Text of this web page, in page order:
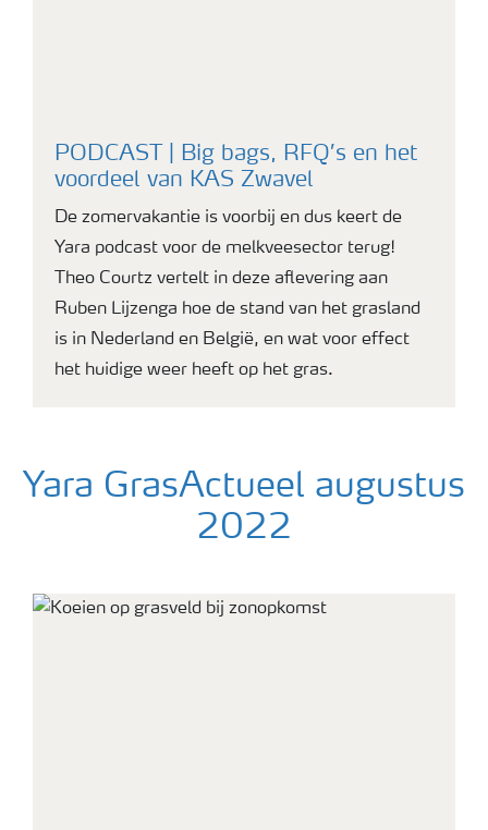
PODCAST | Big bags, RFQ’s en het
voordeel van KAS Zwavel
De zomervakantie is voorbij en dus keert de
Yara podcast voor de melkveesector terug!
Theo Courtz vertelt in deze aflevering aan
Ruben Lijzenga hoe de stand van het grasland
is in Nederland en België, en wat voor effect
het huidige weer heeft op het gras.
Yara GrasActueel augustus
2022